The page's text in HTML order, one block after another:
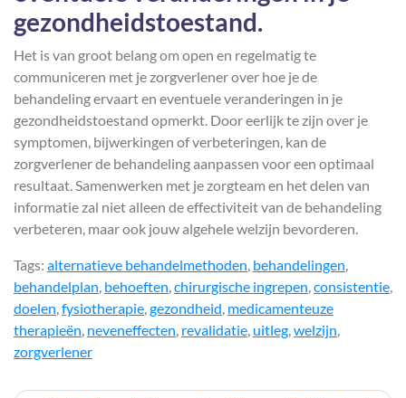
gezondheidstoestand.
Het is van groot belang om open en regelmatig te
communiceren met je zorgverlener over hoe je de
behandeling ervaart en eventuele veranderingen in je
gezondheidstoestand opmerkt. Door eerlijk te zijn over je
symptomen, bijwerkingen of verbeteringen, kan de
zorgverlener de behandeling aanpassen voor een optimaal
resultaat. Samenwerken met je zorgteam en het delen van
informatie zal niet alleen de effectiviteit van de behandeling
verbeteren, maar ook jouw algehele welzijn bevorderen.
Tags: alternatieve behandelmethoden, behandelingen,
behandelplan, behoeften,chirurgische ingrepen,consistentie,
doelen,fysiotherapie,gezondheid, medicamenteuze
therapieën, neveneffecten, revalidatie, uitleg,welzijn,
zorgverlener